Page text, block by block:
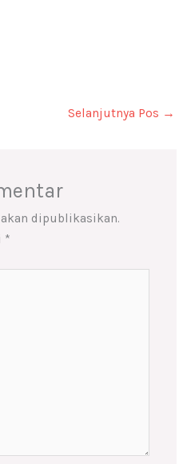
Selanjutnya Pos →
dipublikasikan.
*